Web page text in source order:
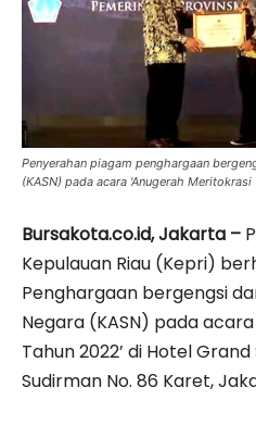
Penyerahan piagam penghargaan
(KASN) pada acara 'Anugerah
Bursakota.co.id, Jakarta –
Kepulauan Riau (Kepri)
Penghargaan bergengsi
Negara (KASN) pada
Tahun 2022’ di Hotel
Sudirman No. 86 Karet,